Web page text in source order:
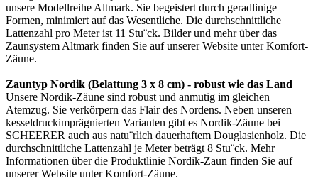
unsere Modellreihe Altmark. Sie begeistert durch geradlinige
Formen, minimiert auf das Wesentliche. Die durchschnittliche
Lattenzahl pro Meter ist 11 Stu¨ck. Bilder und mehr über das
Zaunsystem Altmark finden Sie auf unserer Website unterKomfort-
Zäune.
Zauntyp Nordik (Belattung 3 x 8 cm) - robust wie das Land
Unsere Nordik-Zäune sind robust und anmutig im gleichen
Atemzug. Sie verkörpern das Flair des Nordens. Neben unseren
kesseldruckimprägnierten Varianten gibt es Nordik-Zäune bei
SCHEERER auch aus natu¨rlich dauerhaftem Douglasienholz. Die
durchschnittliche Lattenzahl je Meter beträgt 8 Stu¨ck. Mehr
Informationen über die Produktlinie Nordik-Zaun finden Sie auf
unserer Website unterKomfort-Zäune.